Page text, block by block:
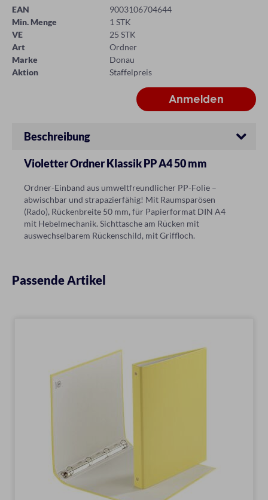
EAN
9003106704644
Min. Menge
1 STK
VE
25 STK
Art
Ordner
Marke
Donau
Aktion
Staffelpreis
Beschreibung
Violetter Ordner Klassik PP A4 50 mm
Ordner-Einband aus umweltfreundlicher PP-Folie –
abwischbar und strapazierfähig! Mit Raumsparösen
(Rado), Rückenbreite 50 mm, für Papierformat DIN A4
mit Hebelmechanik. Sichttasche am Rücken mit
auswechselbarem Rückenschild, mit Griffloch.
Passende Artikel